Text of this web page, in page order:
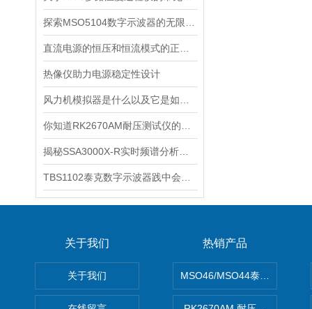
热像仪助力电源稳定性设计
关于我们
关于我们
热销产品
MSO46/MSO44泰克